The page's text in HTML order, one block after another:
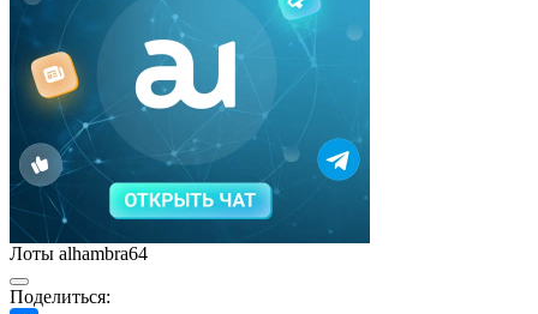
Лоты alhambra64
Поделиться: